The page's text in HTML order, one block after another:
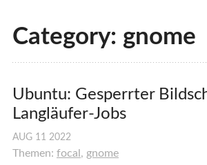
Category: gnome
Ubuntu: Gesperrter
Langläufer-Jobs
AUG 11 2022
Themen: focal , gnome